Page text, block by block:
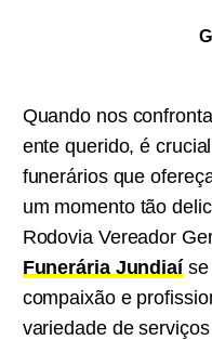
Quando nos
ente querido, é
funerários que
um momento tão
Rodovia Vereador
Funerária Jundiaíse
compaixão e
variedade de